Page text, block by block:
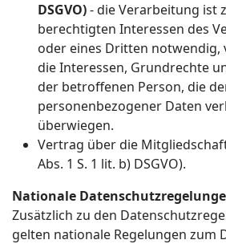
DSGVO)- die Verarbeitung ist
berechtigten Interessen des
oder eines Dritten notwendig,
die Interessen, Grundrechte
der betroffenen Person, die
personenbezogener Daten
überwiegen.
Vertrag über die
Abs. 1 S. 1 lit. b) DSGVO).
Nationale
Zusätzlich zu den
gelten nationale Regelungen zum